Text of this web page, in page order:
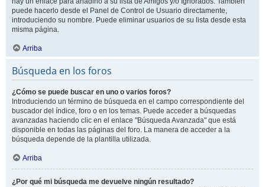
puede hacerlo desde el Panel de Control de Usuario directamente,
introduciendo su nombre. Puede eliminar usuarios de su lista desde esta
misma página.
Arriba
Búsqueda en los foros
¿Cómo se puede buscar en uno o varios foros?
Introduciendo un término de búsqueda en el campo correspondiente del
buscador del índice, foro o en los temas. Puede acceder a búsquedas
avanzadas haciendo clic en el enlace "Búsqueda Avanzada" que está
disponible en todas las páginas del foro. La manera de acceder a la
búsqueda depende de la plantilla utilizada.
Arriba
¿Por qué mi búsqueda me devuelve ningún resultado?